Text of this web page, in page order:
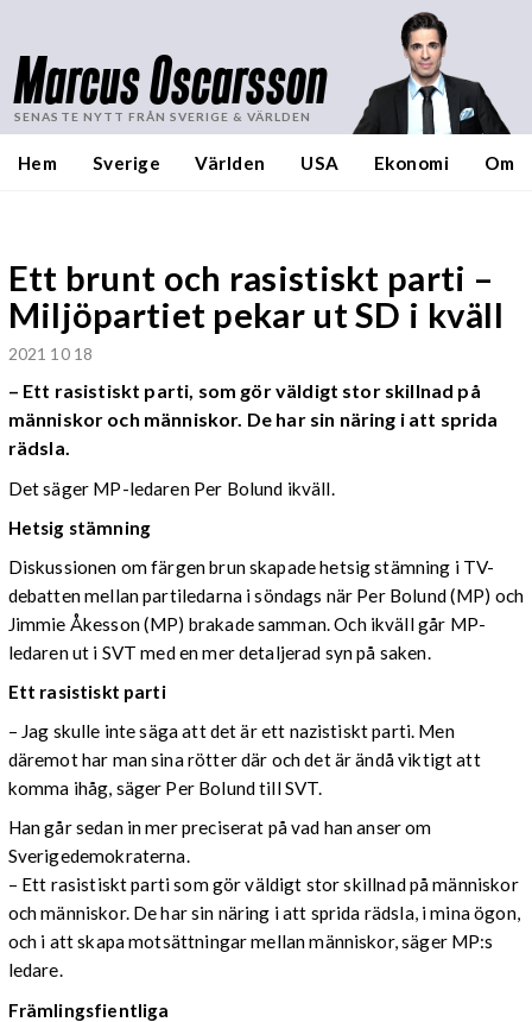
Marcus Oscarsson
SENASTE NYTT FRÅN SVERIGE & VÄRLDEN
Hem Sverige Världen USA Ekonomi Om
Ett brunt och rasistiskt parti –
Miljöpartiet pekar ut SD i kväll
2021 10 18
– Ett rasistiskt parti, som gör väldigt stor skillnad på
människor och människor. De har sin näring i att sprida
rädsla.
Det säger MP-ledaren Per Bolund ikväll.
Hetsig stämning
Diskussionen om färgen brun skapade hetsig stämning i TV-
debatten mellan partiledarna i söndags när Per Bolund (MP) och
Jimmie Åkesson (MP) brakade samman. Och ikväll går MP-
ledaren ut i SVT med en mer detaljerad syn på saken.
Ett rasistiskt parti
– Jag skulle inte säga att det är ett nazistiskt parti. Men
däremot har man sina rötter där och det är ändå viktigt att
komma ihåg, säger Per Bolund till SVT.
Han går sedan in mer preciserat på vad han anser om
Sverigedemokraterna.
– Ett rasistiskt parti som gör väldigt stor skillnad på människor
och människor. De har sin näring i att sprida rädsla, i mina ögon,
och i att skapa motsättningar mellan människor, säger MP:s
ledare.
Främlingsfientliga